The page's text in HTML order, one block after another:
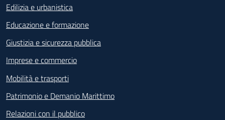
Edilizia e urbanistica
Educazione e formazione
Giustizia e sicurezza pubblica
Imprese e commercio
Mobilità e trasporti
Patrimonio e Demanio Marittimo
Relazioni con il pubblico